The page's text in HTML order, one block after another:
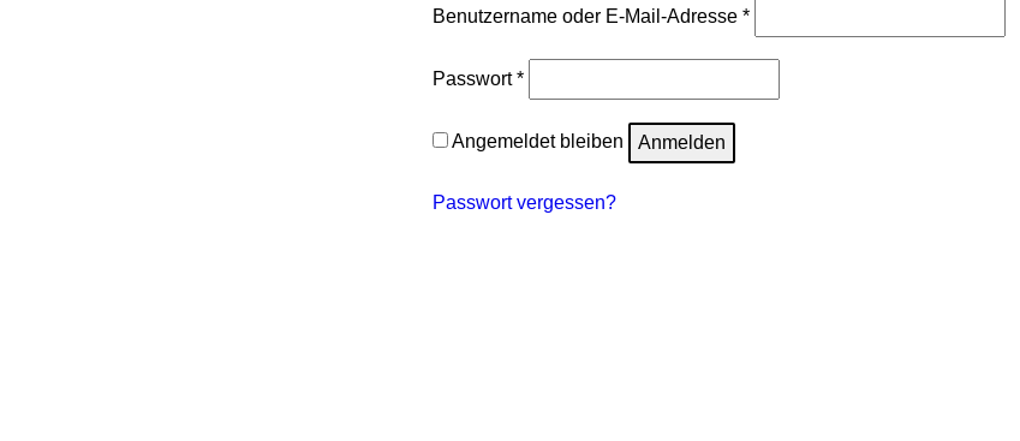
Benutzername oder E-Mail-Adresse *Erforderlich
Passwort*Erforderlich
Angemeldet bleiben Anmelden
Passwort vergessen?